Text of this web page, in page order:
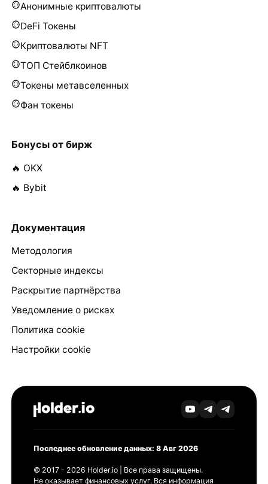
Анонимные криптовалюты
DeFi Токены
Криптовалюты NFT
ТОП Стейблкоинов
Токены метавселенных
Фан токены
Бонусы от бирж
🔥 OKX
🔥 Bybit
Документация
Методология
Секторные индексы
Раскрытие партнёрства
Уведомление о рисках
Политика cookie
Настройки cookie
Последнее обновление данных: 8 Авг 2026
© 2017 - 2026 Holder.io | Все права защищены.
Не оказывает финансовых услуг. Вся информация